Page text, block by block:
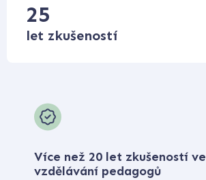
25
let zkušeností
Více než 20 let zkušeností ve
vzdělávání pedagogů